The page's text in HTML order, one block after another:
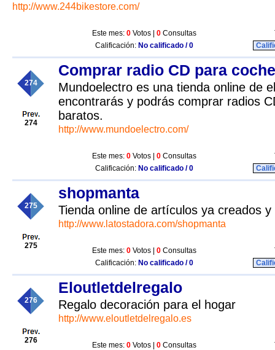
http://www.244bikestore.com/
Este mes: 0 Votos | 0 Consultas
Calificación: No calificado / 0
274
274
Comprar radio CD para coche
Mundoelectro es una tienda online de
encontrarás y podrás comprar radios
baratos.
http://www.mundoelectro.com/
Este mes: 0 Votos | 0 Consultas
Calificación: No calificado / 0
275
275
shopmanta
Tienda online de artículos ya creados
http://www.latostadora.com/shopmanta
Este mes: 0 Votos | 0 Consultas
Calificación: No calificado / 0
276
276
Eloutletdelregalo
Regalo decoración para el hogar
http://www.eloutletdelregalo.es
Este mes: 0 Votos | 0 Consultas